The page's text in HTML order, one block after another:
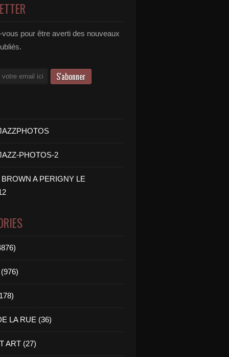
pour être averti des nouveaux
PHOTOS-2
A PERIGNY LE
LA RUE (36)
ART (27)